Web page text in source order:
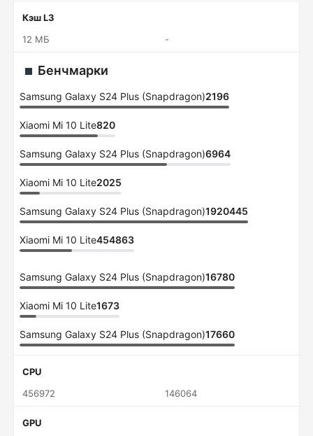
Кэш L3
12 МБ
-
Бенчмарки
Samsung Galaxy S24 Plus (Snapdragon)2196
Xiaomi Mi 10 Lite820
Samsung Galaxy S24 Plus (Snapdragon)6964
Xiaomi Mi 10 Lite2025
Samsung Galaxy S24 Plus (Snapdragon)1920445
Xiaomi Mi 10 Lite454863
Samsung Galaxy S24 Plus (Snapdragon)16780
Xiaomi Mi 10 Lite1673
Samsung Galaxy S24 Plus (Snapdragon)17660
CPU
456972
146064
GPU